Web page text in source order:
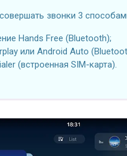
звонки 3
Hands Free (Bluetooth);
или Android Auto
(встроенная SIM-карта).